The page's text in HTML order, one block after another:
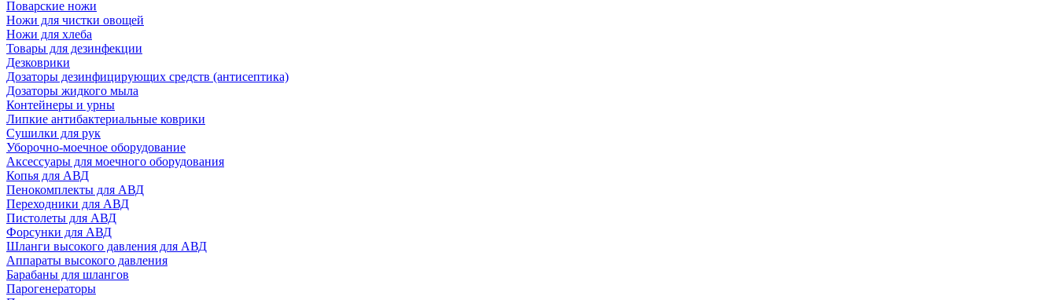
Поварские ножи
Ножи для чистки овощей
Ножи для хлеба
Товары для дезинфекции
Дезковрики
Дозаторы дезинфицирующих средств (антисептика)
Дозаторы жидкого мыла
Контейнеры и урны
Липкие антибактериальные коврики
Сушилки для рук
Уборочно-моечное оборудование
Аксессуары для моечного оборудования
Копья для АВД
Пенокомплекты для АВД
Переходники для АВД
Пистолеты для АВД
Форсунки для АВД
Шланги высокого давления для АВД
Аппараты высокого давления
Барабаны для шлангов
Парогенераторы